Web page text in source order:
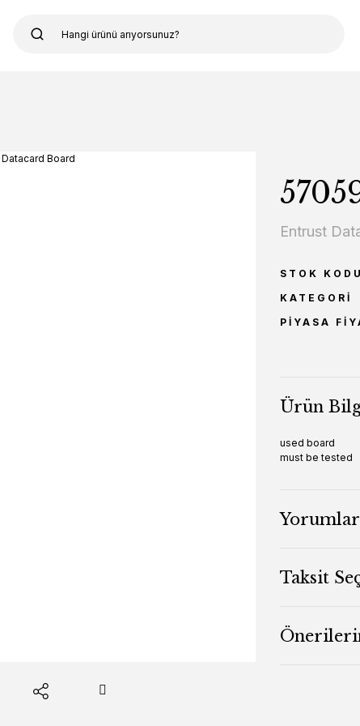
Entrust
STOK KODU
KATEGORI
PIYASA
Ürün
used board
must be tested
Yorumlar
Taksit